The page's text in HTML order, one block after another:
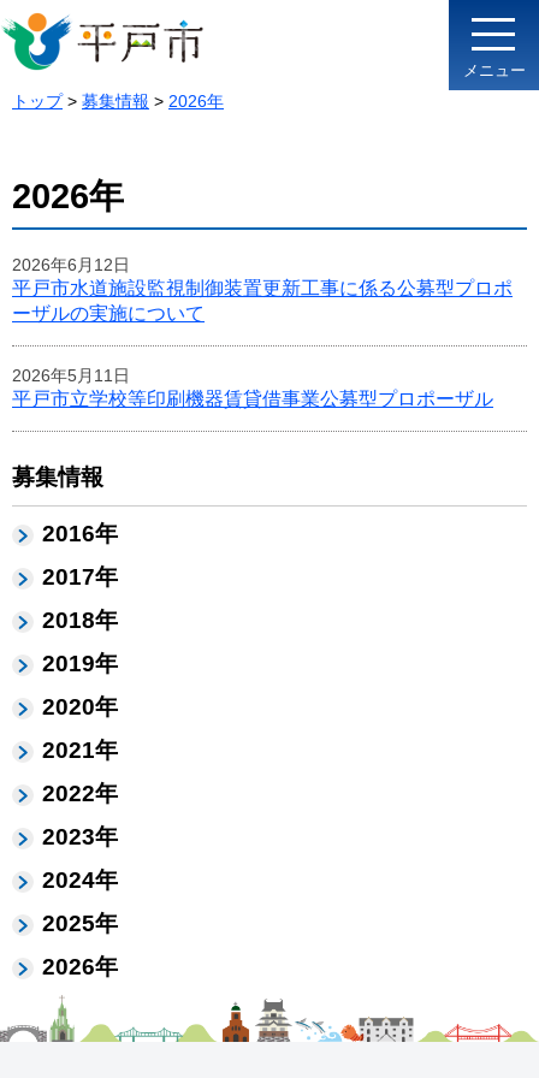
メニュー
トップ> 募集情報 > 2026年
募集情報
2016年
2017年
2018年
2019年
2020年
2021年
2022年
2023年
2024年
2025年
2026年
2026年
2026年6月12日
平戸市水道施設監視制御装置更新工事に係る公募型プロポ
ーザルの実施について
2026年5月11日
平戸市立学校等印刷機器賃貸借事業公募型プロポーザル